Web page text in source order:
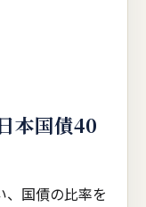
本国債40
、国債の比率を